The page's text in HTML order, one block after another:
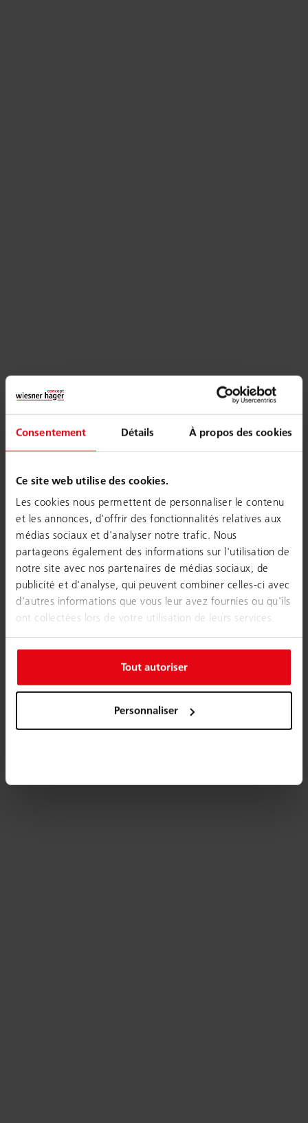
Consentement Détails À propos des cookies
Ce site web utilise des cookies.
Les cookies nous permettent de personnaliser le contenu
et les annonces, d'offrir des fonctionnalités relatives aux
médias sociaux et d'analyser notre trafic. Nous
partageons également des informations sur l'utilisation de
notre site avec nos partenaires de médias sociaux, de
publicité et d'analyse, qui peuvent combiner celles-ci avec
d'autres informations que vous leur avez fournies ou qu'ils
ont collectées lors de votre utilisation de leurs services.
Tout autoriser
Personnaliser